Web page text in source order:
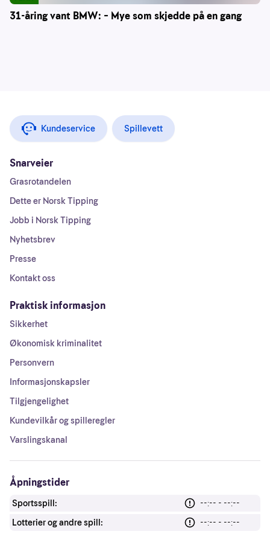
31-åring vant BMW: – Mye som skjedde på en gang
Kundeservice Spillevett
Snarveier
Grasrotandelen
Dette er Norsk Tipping
Jobb i Norsk Tipping
Nyhetsbrev
Presse
Kontakt oss
Praktisk informasjon
Sikkerhet
Økonomisk kriminalitet
Personvern
Informasjonskapsler
Tilgjengelighet
Kundevilkår og spilleregler
Varslingskanal
Åpningstider
Sportsspill:
--:-- - --:--
Lotterier og andre spill:
--:-- - --:--